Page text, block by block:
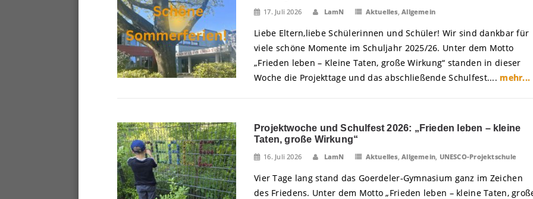
17. Juli 2026 LamN Aktuelles,Allgemein
Liebe Eltern,liebe Schülerinnen und Schüler! Wir sind dankbar für
viele schöne Momente im Schuljahr 2025/26. Unter dem Motto
„Frieden leben – Kleine Taten, große Wirkung“ standen in dieser
Woche die Projekttage und das abschließende Schulfest.... mehr...
Projektwoche und Schulfest 2026: „Frieden leben – kleine
Taten, große Wirkung“
16. Juli 2026 LamN Aktuelles,Allgemein, UNESCO-Projektschule
Vier Tage lang stand das Goerdeler-Gymnasium ganz im Zeichen
des Friedens. Unter dem Motto „Frieden leben – kleine Taten,